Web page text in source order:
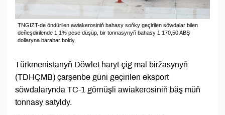
TNGIZT-de öndürilen awiakerosiniň bahasy soňky geçirilen söwdalar bilen
deňeşdirilende 1,1% pese düşüp, bir tonnasynyň bahasy 1 170,50 ABŞ
dollaryna barabar boldy.
Türkmenistanyň Döwlet haryt-çig mal biržasynyň
(TDHÇMB) çarşenbe güni geçirilen eksport
söwdalarynda TC-1 görnüşli awiakerosiniň bäş müň
tonnasy satyldy.